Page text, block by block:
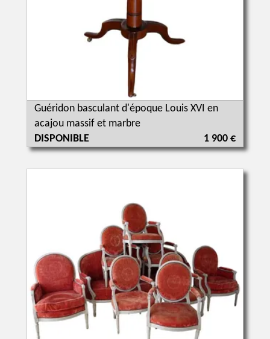
Guéridon basculant d'époque Louis XVI en
acajou massif et marbre
DISPONIBLE
1 900 €